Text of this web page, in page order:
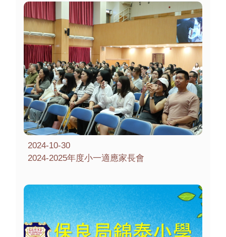
2024-10-30
2024-2025年度小一適應家長會